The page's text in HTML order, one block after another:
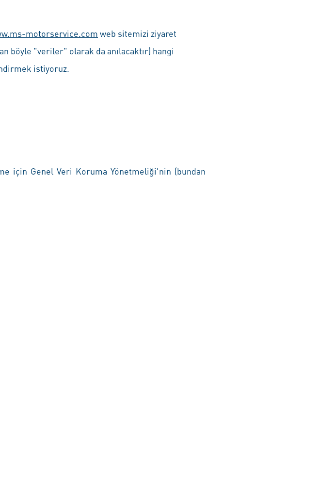
motorservice.com web sitemizi ziyaret
"veriler" olarak da anılacaktır) hangi
istiyoruz.
için Genel Veri Koruma Yönetmeliği'nin (bundan